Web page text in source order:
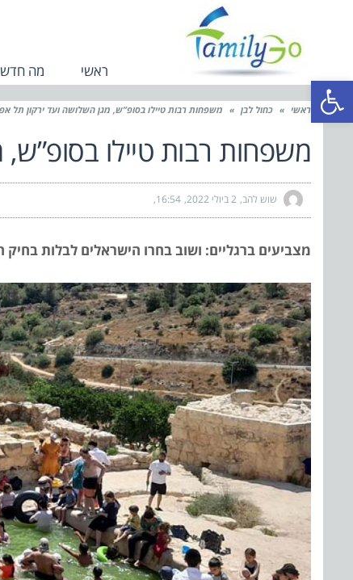
פתח סרגל נגישות ראשי מה
ראשי » כחול לבן » משפחות רבות טיילו בסופ”ש, מגן השלושה ועד ירקון תל
משפחות רבות טיילו
שוש להב 2 ביולי 2022 16:54
מצביעים ברגליים: ושוב בחרו הישראלים לבלות